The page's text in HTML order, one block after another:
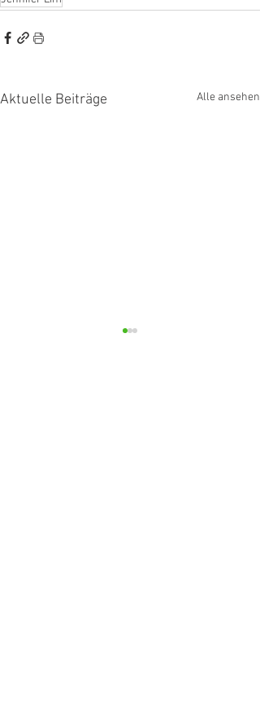
Aktuelle Beiträge Alle ansehen